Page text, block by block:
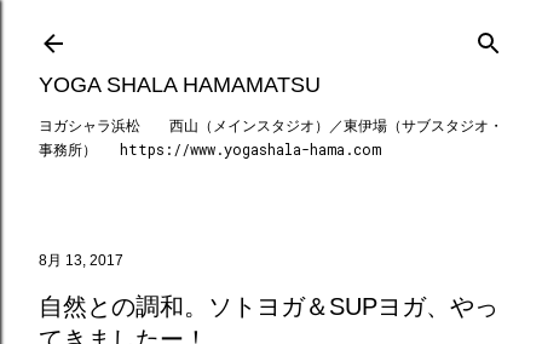
スキップしてメイン コンテンツに移動
YOGA SHALA HAMAMATSU
ヨガシャラ浜松 西山（メインスタジオ）／東伊場（サブスタジオ・
事務所） https://www.yogashala-hama.com
8月 13, 2017
自然との調和。ソトヨガ＆SUPヨガ、やっ